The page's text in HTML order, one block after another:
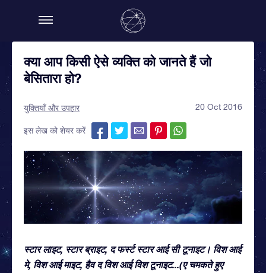
क्या आप किसी ऐसे व्यक्ति को जानते हैं जो
बेसितारा हो?
युक्तियाँ और उपहार 20 Oct 2016
इस लेख को शेयर करें
स्टार लाइट, स्टार ब्राइट, द फर्स्ट स्टार आई सी टूनाइट। विश आई
मे, विश आई माइट, हैव द विश आई विश टूनाइट...(ए चमकते हुए